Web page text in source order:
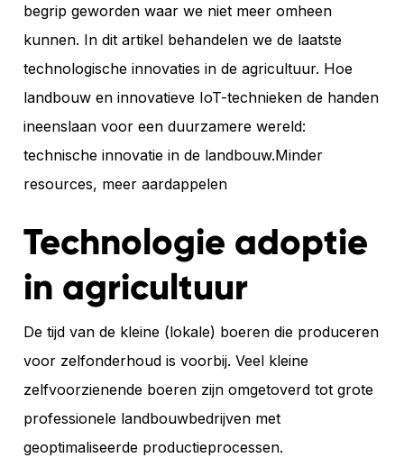
begrip geworden waar we niet meer omheen
kunnen. In dit artikel behandelen we de laatste
technologische innovaties in de agricultuur. Hoe
landbouw en innovatieve IoT-technieken de handen
ineenslaan voor een duurzamere wereld:
technische innovatie in de landbouw.Minder
resources, meer aardappelen
Technologie adoptie
in agricultuur
De tijd van de kleine (lokale) boeren die produceren
voor zelfonderhoud is voorbij. Veel kleine
zelfvoorzienende boeren zijn omgetoverd tot grote
professionele landbouwbedrijven met
geoptimaliseerde productieprocessen.